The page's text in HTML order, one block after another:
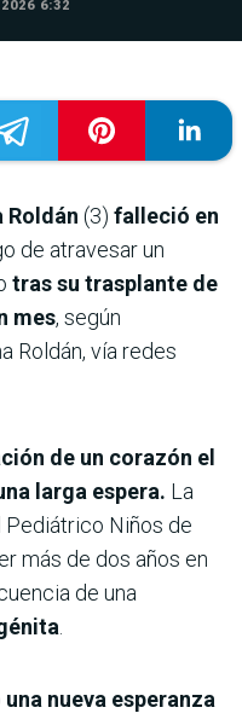
6:32
Roldán (3) falleció en
de atravesar un
tras su trasplante de
mes, según
Roldán, vía redes
de un corazón el
larga espera. La
Niños de
más de dos años en
de una
.
una nueva esperanza